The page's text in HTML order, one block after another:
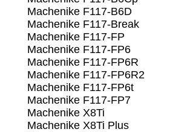
Machenike F117-B6D
Machenike F117-Break
Machenike F117-FP
Machenike F117-FP6
Machenike F117-FP6R
Machenike F117-FP6R2
Machenike F117-FP6t
Machenike F117-FP7
Machenike X8Ti
Machenike X8Ti Plus